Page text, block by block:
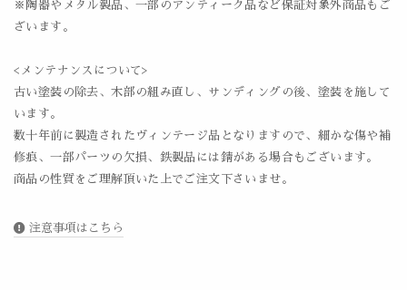
※陶器やメタル製品、一部のアンティーク品など保証対象外商品もご
ざいます。
<メンテナンスについて>
古い塗装の除去、木部の組み直し、サンディングの後、塗装を施して
います。
数十年前に製造されたヴィンテージ品となりますので、細かな傷や補
修痕、一部パーツの欠損、鉄製品には錆がある場合もございます。
商品の性質をご理解頂いた上でご注文下さいませ。
注意事項はこちら